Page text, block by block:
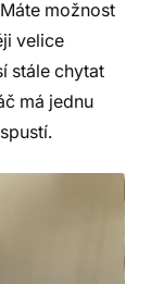
možnost
velice
stále chytat
má jednu